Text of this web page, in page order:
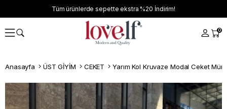
Tüm ürünlerde sepette ekstra %20 İndirim!
0
Anasayfa ÜST GİYİM CEKET Yarım Kol Kruvaze Modal Ceket